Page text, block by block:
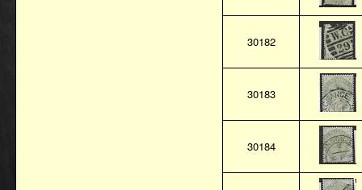
30182
30183
30184